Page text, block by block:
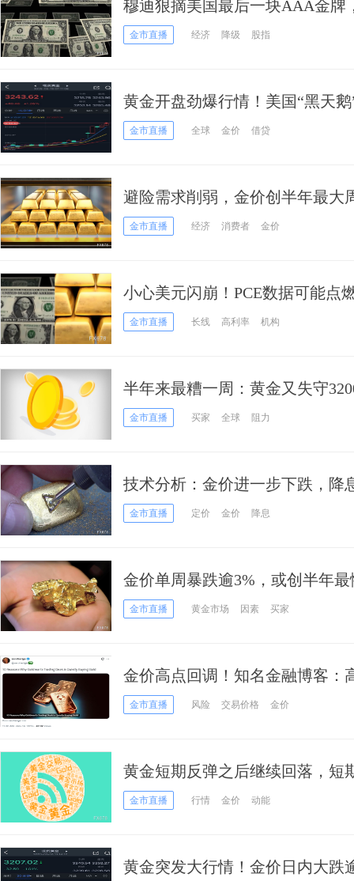
穆迪狠摘美国最后一块AAA金牌
喝，金价飙升逾30美元
金市直播 经济 降级 股指
黄金开盘劲爆行情！美国“黑天
元 究竟怎么回事？
金市直播 全球 金价 借贷
避险需求削弱，金价创半年最大
储政策转向预期或成下周波动导
金市直播 经济 消费者 金价
小心美元闪崩！PCE数据可能点
金市直播 长线 高利率 机构
半年来最糟一周：黄金又失守
起：今年恐降息一次
金市直播 买家 全球 阻力
技术分析：金价进一步下跌，降
金市直播 定价 金价 降息
金价单周暴跌逾3%，或创半年
吗？
金市直播 黄金市场 因素 买家
金价高点回调！知名金融博客：
关键信号……
金市直播 风险 交易价格 金价
黄金短期反弹之后继续回落，短
稳金市直播 行情 金价 动能
黄金突发大行情！金价日内大跌